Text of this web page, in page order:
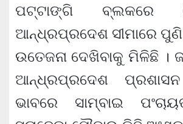
ପଟ୍ଟାଙ୍ଗି ବ୍ଲକରେ
ଆନ୍ଧ୍ରପ୍ରଦେଶ ସୀମାରେ
ଉତେଜନା ଦେଖିବାକୁ ମିଳିଛି ।
ଆନ୍ଧ୍ରପ୍ରଦେଶ
ଭାବରେ ସାମ୍ବାଇ